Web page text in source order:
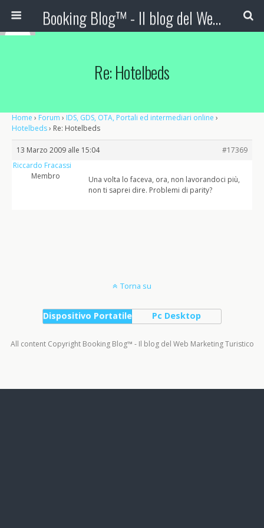
Booking Blog™ - Il blog del Web Marketing Turistico
Re: Hotelbeds
Home › Forum › IDS, GDS, OTA, Portali ed intermediari online ›
Hotelbeds› Re: Hotelbeds
13 Marzo 2009 alle 15:04
#17369
Riccardo Fracassi
Membro
Una volta lo faceva, ora, non lavorandoci più,
non ti saprei dire. Problemi di parity?
Torna su
Dispositivo Portatile Pc Desktop
All content Copyright Booking Blog™ - Il blog del Web Marketing Turistico